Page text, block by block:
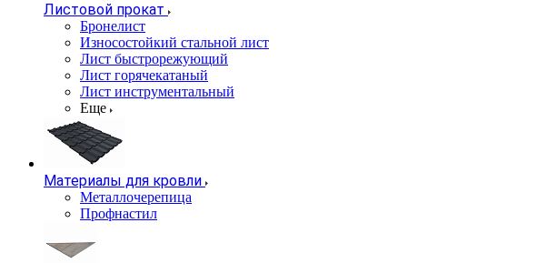
Листовой прокат
Бронелист
Износостойкий стальной лист
Лист быстрорежующий
Лист горячекатаный
Лист инструментальный
Еще
Материалы для кровли
Металлочерепица
Профнастил